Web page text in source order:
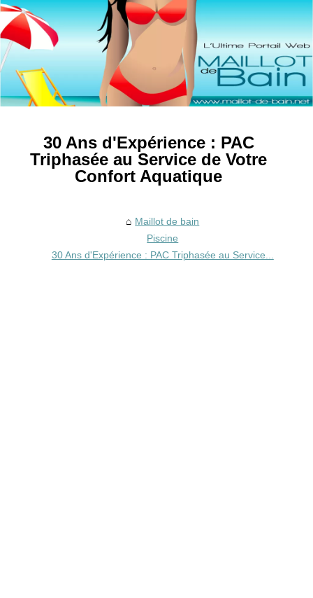
30 Ans d'Expérience : PAC
Triphasée au Service de Votre
Confort Aquatique
Maillot de bain
Piscine
30 Ans d'Expérience : PAC Triphasée au Service...